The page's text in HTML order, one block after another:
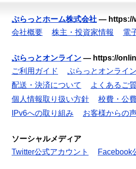
ぷらっとホーム株式会社 — https://
会社概要
株主・投資家情報 電
ぷらっとオンライン — https://
ご利用ガイド
ぷらっとオンライ
配送・決済について
よくあるご
個人情報取り扱い方針
校費・公
IPv6への取り組み
お客様からの
ソーシャルメディア
Twitter公式アカウント
Facebook